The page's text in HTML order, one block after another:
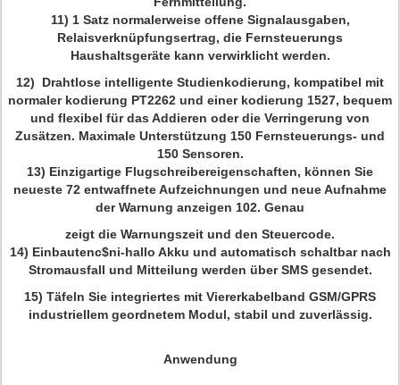
11) 1 Satz normalerweise offene Signalausgaben,
Relaisverknüpfungsertrag, die Fernsteuerungs
Haushaltsgeräte kann verwirklicht werden.
12) Drahtlose intelligente Studienkodierung, kompatibel mit
normaler kodierung PT2262 und einer kodierung 1527, bequem
und flexibel für das Addieren oder die Verringerung von
Zusätzen. Maximale Unterstützung 150 Fernsteuerungs- und
150 Sensoren.
13) Einzigartige Flugschreibereigenschaften, können Sie
neueste 72 entwaffnete Aufzeichnungen und neue Aufnahme
der Warnung anzeigen 102. Genau
zeigt die Warnungszeit und den Steuercode.
14) Einbautenc$ni-hallo Akku und automatisch schaltbar nach
Stromausfall und Mitteilung werden über SMS gesendet.
15) Täfeln Sie integriertes mit Viererkabelband GSM/GPRS
industriellem geordnetem Modul, stabil und zuverlässig.
Anwendung